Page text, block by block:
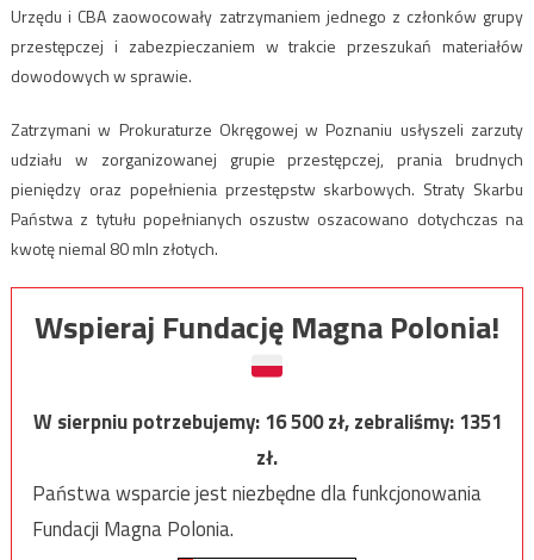
Urzędu i CBA zaowocowały zatrzymaniem jednego z członków grupy
przestępczej i zabezpieczaniem w trakcie przeszukań materiałów
dowodowych w sprawie.
Zatrzymani w Prokuraturze Okręgowej w Poznaniu usłyszeli zarzuty
udziału w zorganizowanej grupie przestępczej, prania brudnych
pieniędzy oraz popełnienia przestępstw skarbowych. Straty Skarbu
Państwa z tytułu popełnianych oszustw oszacowano dotychczas na
kwotę niemal 80 mln złotych.
Wspieraj Fundację Magna Polonia!
W sierpniu potrzebujemy:16 500zł, zebraliśmy:1351
zł.
Państwa wsparcie jest niezbędne dla funkcjonowania
Fundacji Magna Polonia.